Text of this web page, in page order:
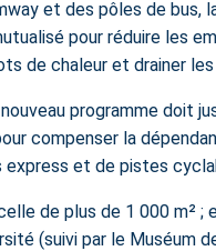
et des pôles de bus,
pour réduire les
de chaleur et drainer les
programme doit
compenser la
et de pistes
de plus de 1 000 m²
(suivi par le Muséum